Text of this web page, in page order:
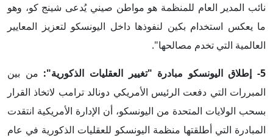
نائب المدير العام للمنظمة هو مواطن صيني يُدعى شينج كو، وهو
ما يعكس استخدام بكين لنفوذها داخل اليونسكو لتعزيز المعايير
العالمية التي تخدم مصالحها".
5- إطلاق اليونسكو مبادرة "تغيير العقليات الذكورية":
من بين
المبررات التي دفعت الرئيس الأمريكي دونالد ترامب لاتخاذ القرار
بسحب الولايات المتحدة من اليونسكو، أن الإدارة الأمريكية انتقدت
المبادرة التي أطلقتها منظمة اليونسكو للعقليات الذكورية في عام